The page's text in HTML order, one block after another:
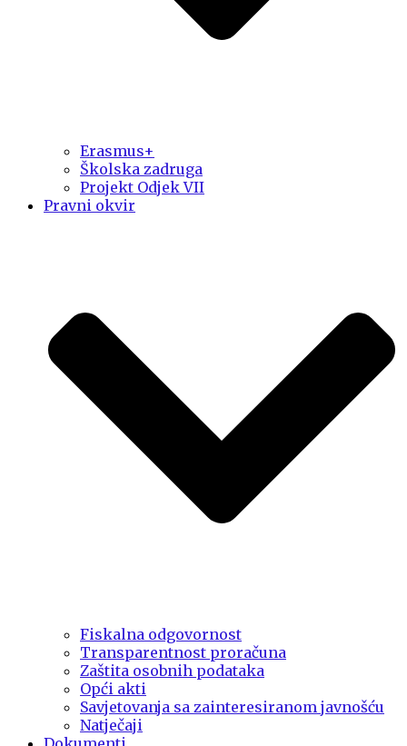
Erasmus+
Školska zadruga
Projekt Odjek VII
Pravni okvir
Fiskalna odgovornost
Transparentnost proračuna
Zaštita osobnih podataka
Opći akti
Savjetovanja sa zainteresiranom javnošću
Natječaji